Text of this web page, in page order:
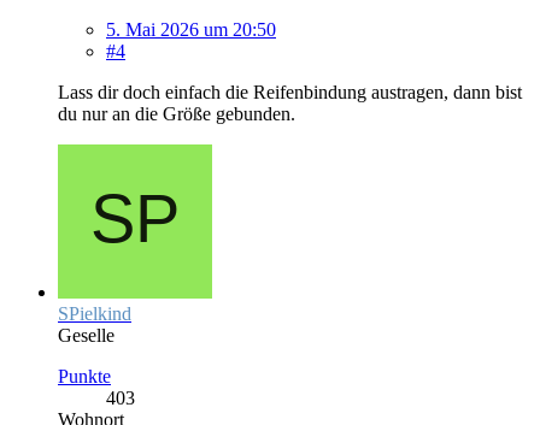
5. Mai 2026 um 20:50
#4
Lass dir doch einfach die Reifenbindung austragen, dann bist
du nur an die Größe gebunden.
SPielkind
Geselle
Punkte
403
Wohnort